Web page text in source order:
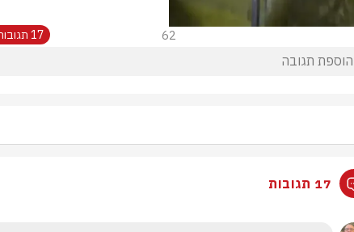
62 17 תגובות
17 תגובות